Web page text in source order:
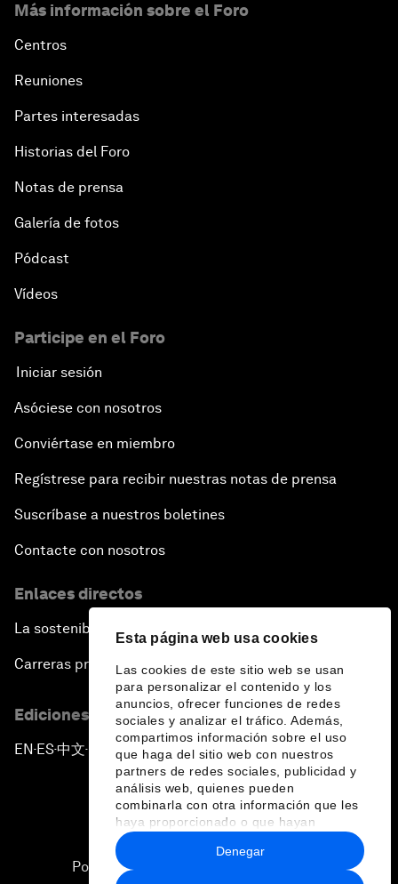
Esta página web usa cookies
Las cookies de este sitio web se usan
para personalizar el contenido y los
anuncios, ofrecer funciones de redes
sociales y analizar el tráfico. Además,
compartimos información sobre el uso
que haga del sitio web con nuestros
partners de redes sociales, publicidad y
análisis web, quienes pueden
combinarla con otra información que les
haya proporcionado o que hayan
recopilado a partir del uso que haya
hecho de sus servicios.
Denegar
Más información sobre el Foro
Centros
Reuniones
Partes interesadas
Historias del Foro
Notas de prensa
Galería de fotos
Pódcast
Vídeos
Participe en el Foro
Iniciar sesión
Asóciese con nosotros
Conviértase en miembro
Regístrese para recibir nuestras notas de prensa
Suscríbase a nuestros boletines
Contacte con nosotros
Enlaces directos
La sostenibilidad en el Foro
Carreras profesionales
Ediciones en otros idiomas
EN ▪ES▪中文▪ 日本語
Política de privacidad y normas de uso